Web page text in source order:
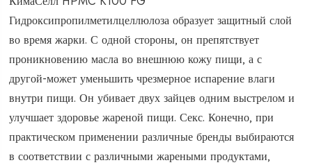
Гидроксипропилметилцеллюлоза образует защитный слой
во время жарки. С одной стороны, он препятствует
проникновению масла во внешнюю кожу пищи, а с
другой-может уменьшить чрезмерное испарение влаги
внутри пищи. Он убивает двух зайцев одним выстрелом и
улучшает здоровье жареной пищи. Секс. Конечно, при
практическом применении различные бренды выбираются
в соответствии с различными жареными продуктами,